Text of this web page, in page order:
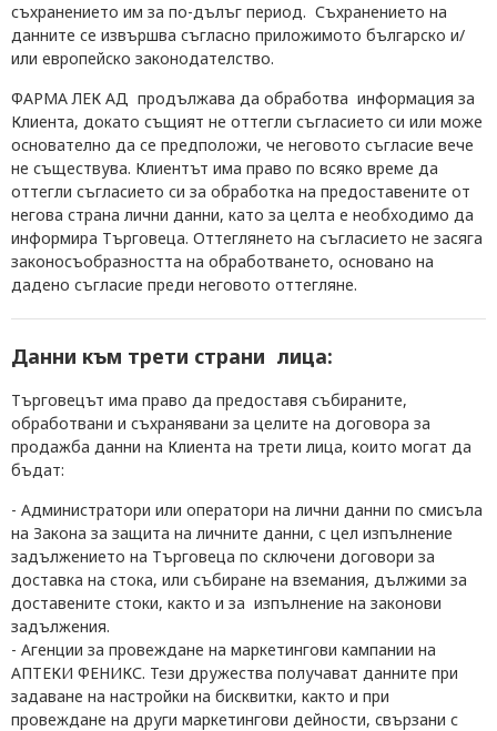
съхранението им за по-дълъг период. Съхранението на
данните се извършва съгласно приложимото българско и/
или европейско законодателство.
ФАРМА ЛЕК АД продължава да обработва информация за
Клиента, докато същият не оттегли съгласието си или може
основателно да се предположи, че неговото съгласие вече
не съществува. Клиентът има право по всяко време да
оттегли съгласието си за обработка на предоставените от
негова страна лични данни, като за целта е необходимо да
информира Търговеца. Оттеглянето на съгласието не засяга
законосъобразността на обработването, основано на
дадено съгласие преди неговото оттегляне.
Данни към трети страни лица:
Търговецът има право да предоставя събираните,
обработвани и съхранявани за целите на договора за
продажба данни на Клиента на трети лица, които могат да
бъдат:
- Администратори или оператори на лични данни по смисъла
на Закона за защита на личните данни, с цел изпълнение
задължението на Търговеца по сключени договори за
доставка на стока, или събиране на вземания, дължими за
доставените стоки, както и за изпълнение на законови
задължения.
- Агенции за провеждане на маркетингови кампании на
АПТЕКИ ФЕНИКС. Тези дружества получават данните при
задаване на настройки на бисквитки, както и при
провеждане на други маркетингови дейности, свързани с